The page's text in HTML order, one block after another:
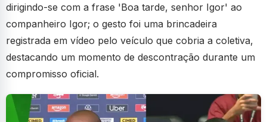
dirigindo-se com a frase 'Boa tarde, senhor Igor' ao
companheiro Igor; o gesto foi uma brincadeira
registrada em vídeo pelo veículo que cobria a coletiva,
destacando um momento de descontração durante um
compromisso oficial.